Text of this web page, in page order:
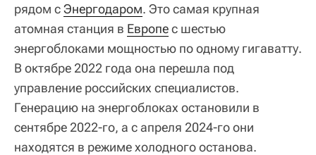
рядом сЭнергодаром. Это самая крупная
атомная станция в Европес шестью
энергоблоками мощностью по одному гигаватту.
В октябре 2022 года она перешла под
управление российских специалистов.
Генерацию на энергоблоках остановили в
сентябре 2022-го, а с апреля 2024-го они
находятся в режиме холодного останова.